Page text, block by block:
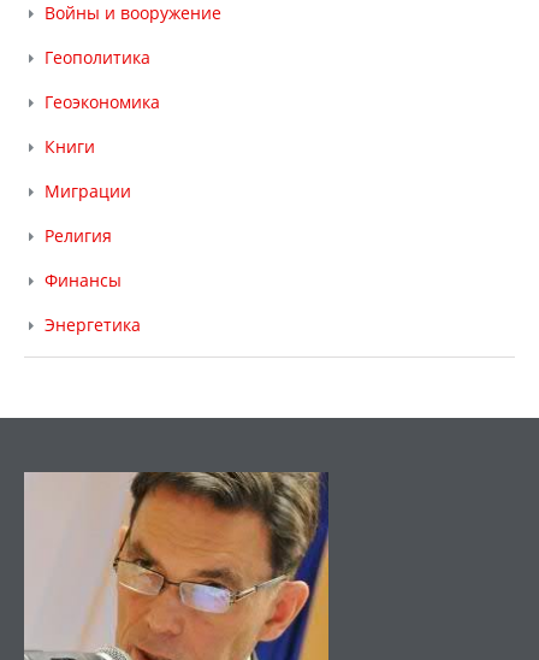
Войны и вооружение
Геополитика
Геоэкономика
Книги
Миграции
Религия
Финансы
Энергетика